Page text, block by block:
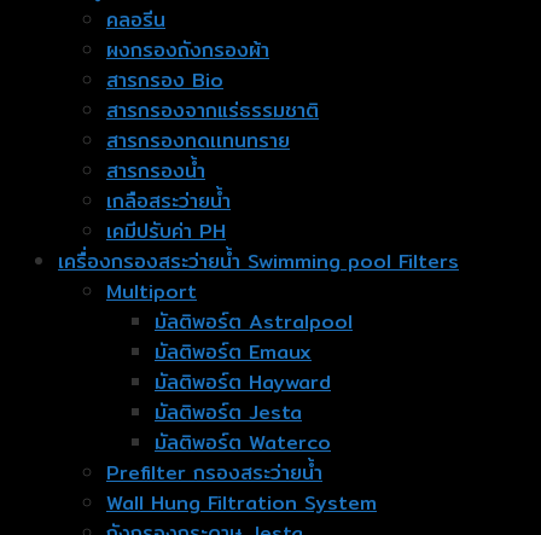
คลอรีน
ผงกรองถังกรองผ้า
สารกรอง Bio
สารกรองจากแร่ธรรมชาติ
สารกรองทดเเทนทราย
สารกรองน้ำ
เกลือสระว่ายน้ำ
เคมีปรับค่า PH
เครื่องกรองสระว่ายน้ำ Swimming pool Filters
Multiport
มัลติพอร์ต Astralpool
มัลติพอร์ต Emaux
มัลติพอร์ต Hayward
มัลติพอร์ต Jesta
มัลติพอร์ต Waterco
Prefilter กรองสระว่ายน้ำ
Wall Hung Filtration System